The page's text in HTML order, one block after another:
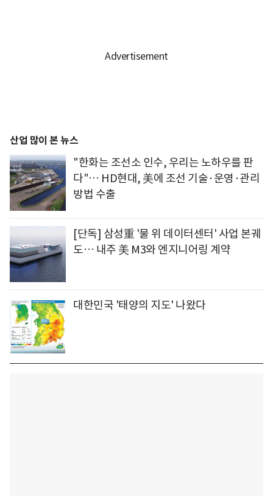
산업 많이 본 뉴스
"한화는 조선소 인수, 우리는 노하우를 판
다"… HD현대, 美에 조선 기술·운영·관리
방법 수출
[단독] 삼성重 '물 위 데이터센터' 사업 본궤
도… 내주 美 M3와 엔지니어링 계약
대한민국 '태양의 지도' 나왔다